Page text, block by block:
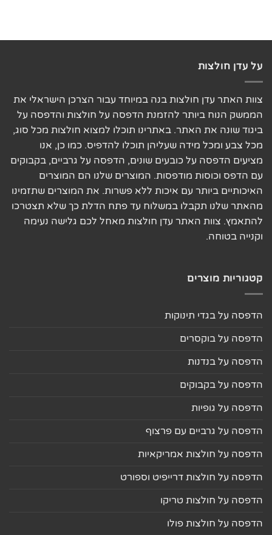
על עדן חולצות
צוות האתר עדן חולצות בנה במיוחד עבור הצרכן הישראלי את
הממשק הנוח ביותר להזמנת הדפסה על חולצות והדפסה על
ביגוד שונה את האתר. באתרינו תוכלו למצוא חולצות מכל סוג,
מכל צבע ומכל מידה שעליהן תוכלו להדפיס. כמו כן, אנו
מציעים הדפסה על כובעים שונים, הדפסה על גרביים, בקבוקים
עם הדפס וכוסות מודפסות. המוצרים שלנו הם המוצרים
האיכותיים ביותר עם איכות ללא פשרות. את המוצרים שתזמינו
מהאתר שלנו תקבלו במשלוח עד פתח הדלת כך שלא תצטרכו
להתאמץ. צוות האתר עדן חולצות מאחל לכם גלישה נעימה
וקנייה בטוחה.
קטגוריות מוצרים
הדפסה על בגדי תינוקות
הדפסה על בוקסרים
הדפסה על בנדנות
הדפסה על בקבוקים
הדפסה על גופיות
הדפסה על גרביים עם פרצוף
הדפסה על חולצות אמריקאיות
הדפסה על חולצות דרייפיט וספורט
הדפסה על חולצות טריקו
הדפסה על חולצות פולו